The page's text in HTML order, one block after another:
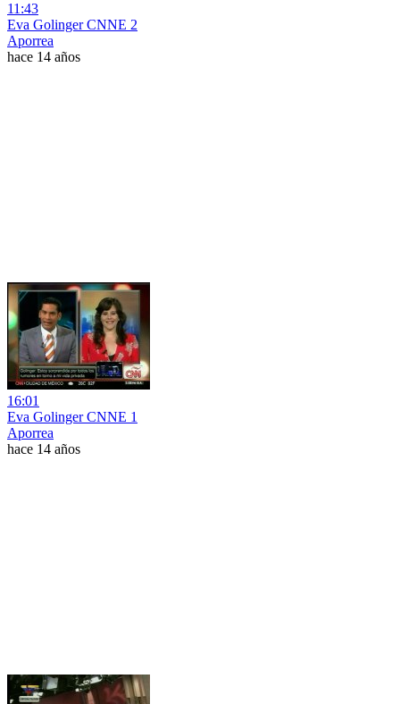
11:43
Eva Golinger CNNE 2
Aporrea
hace 14 años
16:01
Eva Golinger CNNE 1
Aporrea
hace 14 años